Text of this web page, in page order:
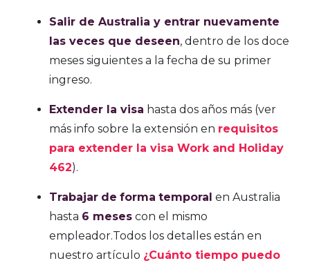
Salir de Australia y entrar nuevamente
las veces que deseen, dentro de los doce
meses siguientes a la fecha de su primer
ingreso.
Extender la visa hasta dos años más (ver
más info sobre la extensión en requisitos
para extender la visa Work and Holiday
462).
Trabajar de forma temporal en Australia
hasta 6 meses con el mismo
empleador.Todos los detalles están en
nuestro artículo ¿Cuánto tiempo puedo